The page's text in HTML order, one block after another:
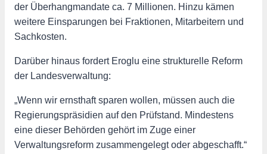
der Überhangmandate ca. 7 Millionen. Hinzu kämen
weitere Einsparungen bei Fraktionen, Mitarbeitern und
Sachkosten.
Darüber hinaus fordert Eroglu eine strukturelle Reform
der Landesverwaltung:
„Wenn wir ernsthaft sparen wollen, müssen auch die
Regierungspräsidien auf den Prüfstand. Mindestens
eine dieser Behörden gehört im Zuge einer
Verwaltungsreform zusammengelegt oder abgeschafft.“